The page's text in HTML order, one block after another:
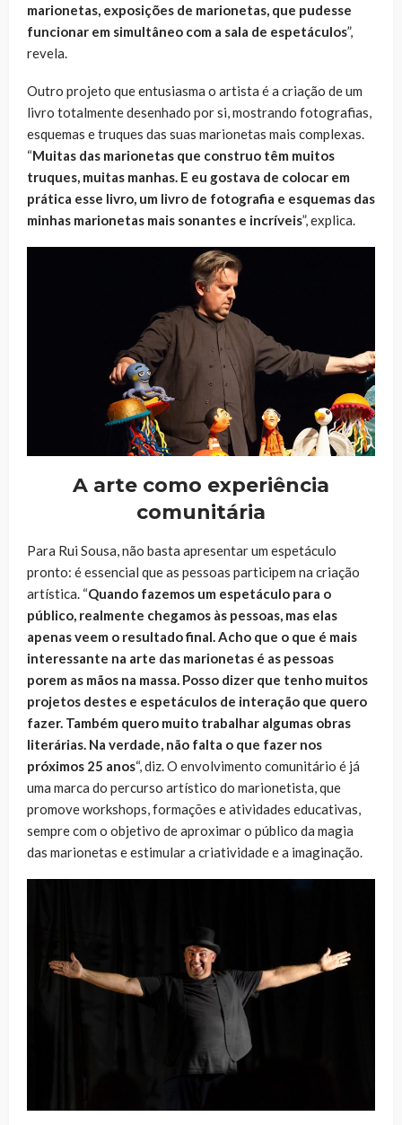
marionetas, exposições de marionetas, que pudesse
funcionar em simultâneo com a sala de espetáculos”,
revela.
Outro projeto que entusiasma o artista é a criação de um
livro totalmente desenhado por si, mostrando fotografias,
esquemas e truques das suas marionetas mais complexas.
“Muitas das marionetas que construo têm muitos
truques, muitas manhas. E eu gostava de colocar em
prática esse livro, um livro de fotografia e esquemas das
minhas marionetas mais sonantes e incríveis”, explica.
A arte como experiência
comunitária
Para Rui Sousa, não basta apresentar um espetáculo
pronto: é essencial que as pessoas participem na criação
artística. “Quando fazemos um espetáculo para o
público, realmente chegamos às pessoas, mas elas
apenas veem o resultado final. Acho que o que é mais
interessante na arte das marionetas é as pessoas
porem as mãos na massa. Posso dizer que tenho muitos
projetos destes e espetáculos de interação que quero
fazer. Também quero muito trabalhar algumas obras
literárias. Na verdade, não falta o que fazer nos
próximos 25 anos“, diz. O envolvimento comunitário é já
uma marca do percurso artístico do marionetista, que
promove workshops, formações e atividades educativas,
sempre com o objetivo de aproximar o público da magia
das marionetas e estimular a criatividade e a imaginação.